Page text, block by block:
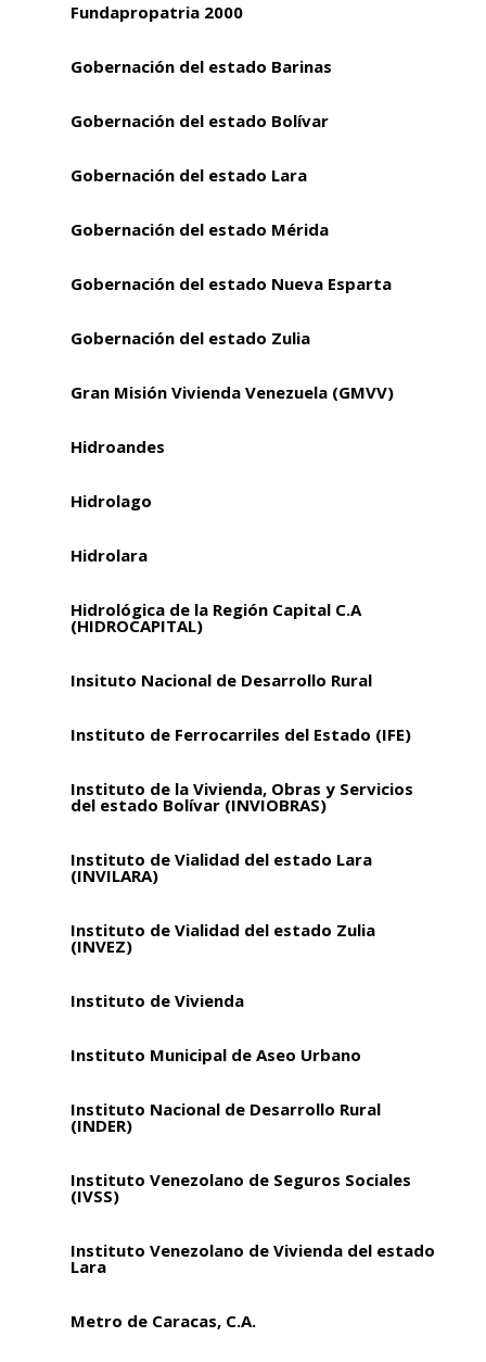
Fundapropatria 2000
Gobernación del estado Barinas
Gobernación del estado Bolívar
Gobernación del estado Lara
Gobernación del estado Mérida
Gobernación del estado Nueva Esparta
Gobernación del estado Zulia
Gran Misión Vivienda Venezuela (GMVV)
Hidroandes
Hidrolago
Hidrolara
Hidrológica de la Región Capital C.A
(HIDROCAPITAL)
Insituto Nacional de Desarrollo Rural
Instituto de Ferrocarriles del Estado (IFE)
Instituto de la Vivienda, Obras y Servicios
del estado Bolívar (INVIOBRAS)
Instituto de Vialidad del estado Lara
(INVILARA)
Instituto de Vialidad del estado Zulia
(INVEZ)
Instituto de Vivienda
Instituto Municipal de Aseo Urbano
Instituto Nacional de Desarrollo Rural
(INDER)
Instituto Venezolano de Seguros Sociales
(IVSS)
Instituto Venezolano de Vivienda del estado
Lara
Metro de Caracas, C.A.